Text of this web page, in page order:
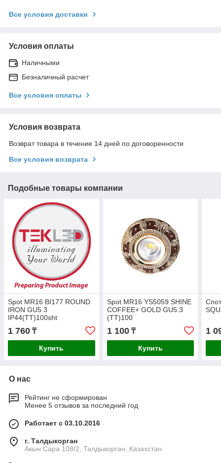
Все условия доставки
Условия оплаты
Наличными
Безналичный расчет
Все условия оплаты
Условия возврата
Возврат товара в течение 14 дней по договоренности
Все условия возврата
Подобные товары компании
Spot MR16 BI177 ROUND
IRON GU5.3
IP44(TT)100sht
1 760 ₸
Купить
Spot MR16 YS5059 SHINE
COFFEE+ GOLD GU5.3
(TT)100
1 100₸
Купить
1
О нас
Рейтинг не сформирован
Менее 5 отзывов за последний год
Работает с 03.10.2016
г. Талдыкорган
Акын Сара 108/2, Талдыкорган, Казахстан